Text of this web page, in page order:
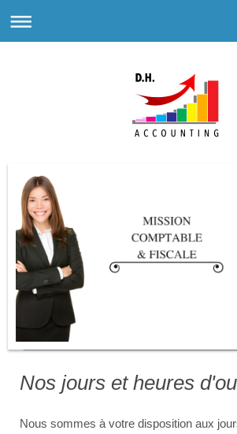
Nos jours et heures
Nous sommes à votre disposition aux